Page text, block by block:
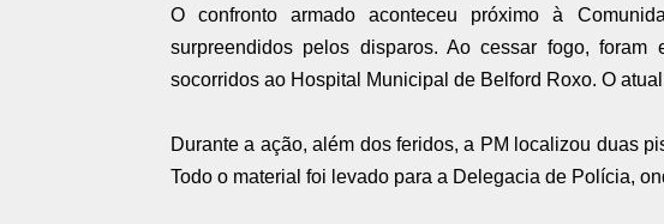
O confronto armado aconteceu próximo à
surpreendidos pelos disparos. Ao cessar fogo, foram
socorridos ao Hospital Municipal de Belford Roxo. O
Durante a ação, além dos feridos, a PM localizou duas
Todo o material foi levado para a Delegacia de Polícia,